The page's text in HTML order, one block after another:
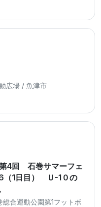
広場 / 魚津市
4回 石巻サマーフェ
（1日目） Ｕ-1０の
合運動公園第1フットボ